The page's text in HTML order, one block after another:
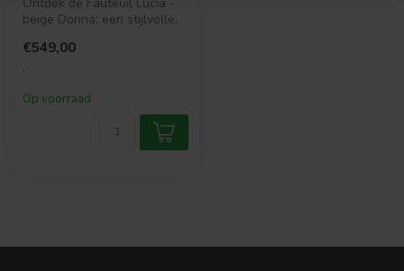
beige Donna: een stijlvolle,
€549,00
.
Op voorraad